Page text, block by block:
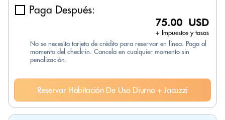
Paga Después:
75.00 USD
+ Impuestos y tasas
No se necesita tarjeta de crédito para reservar en línea. Paga al
momento del check-in. Cancela en cualquier momento sin
penalización.
Reservar Habitación De Uso Diurno + Jacuzzi